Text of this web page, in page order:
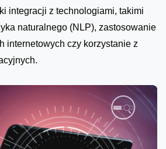
integracji z technologiami, takimi
naturalnego (NLP), zastosowanie
internetowych czy korzystanie z